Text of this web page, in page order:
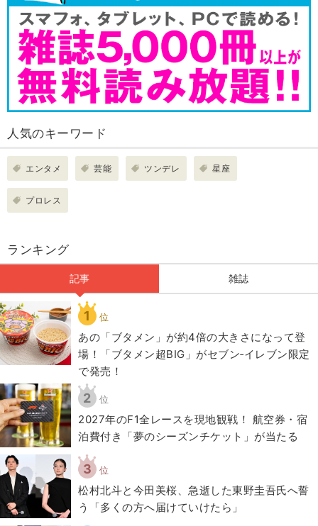
人気のキーワード
エンタメ 芸能 ツンデレ 星座
プロレス
ランキング
記事 雑誌
1 位
あの「ブタメン」が約4倍の大きさになって登
場！「ブタメン超BIG」がセブン‐イレブン限定
で発売！
2 位
2027年のF1全レースを現地観戦！ 航空券・宿
泊費付き「夢のシーズンチケット」が当たる
3 位
松村北斗と今田美桜、急逝した東野圭吾氏へ誓
う「多くの方へ届けていけたら」